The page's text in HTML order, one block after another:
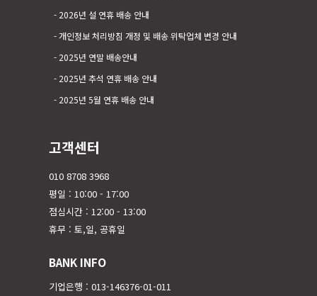
2026년 설 연휴 배송 안내
개인정보 처리방침 개정 및 배송 위탁업체 변경 안내
2025년 연말 배송안내
2025년 추석 연휴 배송 안내
2025년 5월 연휴 배송 안내
고객센터
010 8708 3968
평일 : 10:00 - 17:00
점심시간 : 12:00 - 13:00
휴무 : 토,일, 공휴일
BANK INFO
기업은행 : 013-146376-01-011